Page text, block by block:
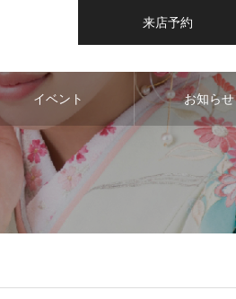
来店予約
イベント お知らせ